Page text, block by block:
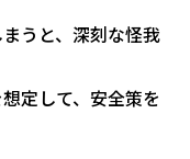
うと、深刻な怪我
定して、安全策を